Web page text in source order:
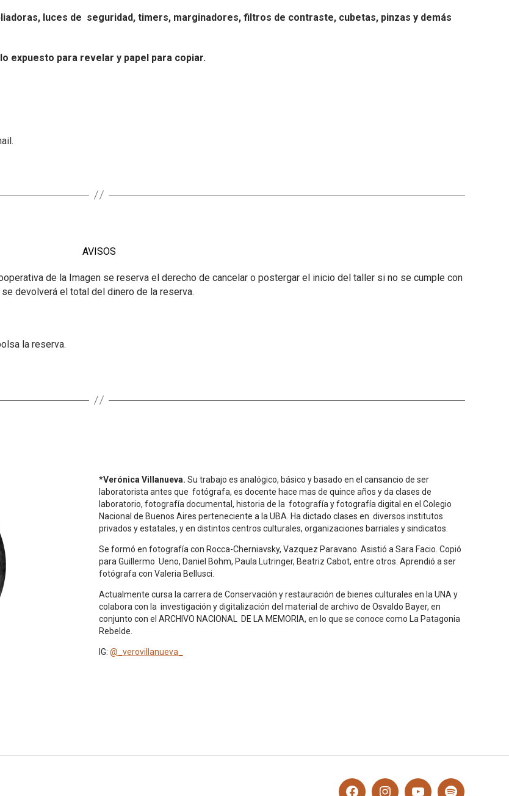
luces de seguridad, timers, marginadores, filtros de contraste, cubetas, pinzas y demás
expuesto para revelar y papel para copiar.
AVISOS
de la Imagen se reserva el derecho de cancelar o postergar el inicio del taller si no se cumple con
devolverá el total del dinero de la reserva.
la reserva.
*Verónica Villanueva. Su trabajo es analógico, básico y basado en el cansancio de ser
laboratorista antes que fotógrafa, es docente hace mas de quince años y da clases de
laboratorio, fotografía documental, historia de la fotografía y fotografía digital en el Colegio
Nacional de Buenos Aires perteneciente a la UBA. Ha dictado clases en diversos institutos
privados y estatales, y en distintos centros culturales, organizaciones barriales y sindicatos.
Se formó en fotografía con Rocca-Cherniavsky, Vazquez Paravano. Asistió a Sara Facio. Copió
para Guillermo Ueno, Daniel Bohm, Paula Lutringer, Beatriz Cabot, entre otros. Aprendió a ser
fotógrafa con Valeria Bellusci.
Actualmente cursa la carrera de Conservación y restauración de bienes culturales en la UNA y
colabora con la investigación y digitalización del material de archivo de Osvaldo Bayer, en
conjunto con el ARCHIVO NACIONAL DE LA MEMORIA, en lo que se conoce como La Patagonia
Rebelde.
IG: @_verovillanueva_